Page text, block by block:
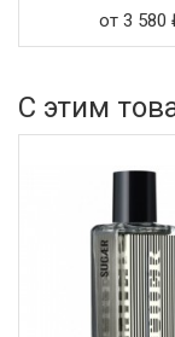
от 3 580
С этим